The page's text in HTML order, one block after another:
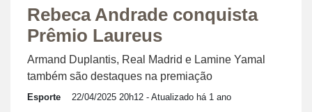
Rebeca Andrade conquista
Prêmio Laureus
Armand Duplantis, Real Madrid e Lamine Yamal
também são destaques na premiação
Esporte 22/04/2025 20h12 - Atualizado há 1 ano